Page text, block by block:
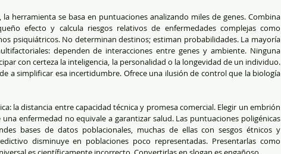
herramienta se basa en puntuaciones analizando miles de genes. Combina
efecto y calcula riesgos relativos de enfermedades complejas como
psiquiátricos. No determinan destinos; estiman probabilidades. La mayoría
dependen de interacciones entre genes y ambiente. Ninguna
con certeza la inteligencia, la personalidad o la longevidad de un individuo.
a simplificar esa incertidumbre. Ofrece una ilusión de control que la biología
la distancia entre capacidad técnica y promesa comercial. Elegir un embrión
enfermedad no equivale a garantizar salud. Las puntuaciones poligénicas
bases de datos poblacionales, muchas de ellas con sesgos étnicos y
disminuye en poblaciones poco representadas. Presentarlas como